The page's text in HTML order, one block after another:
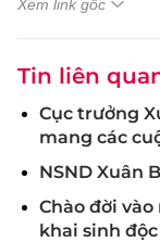
Xem link gốc
Tin liên
Cục trưởng
mang các
NSND Xuân
Chào đời
khai sinh